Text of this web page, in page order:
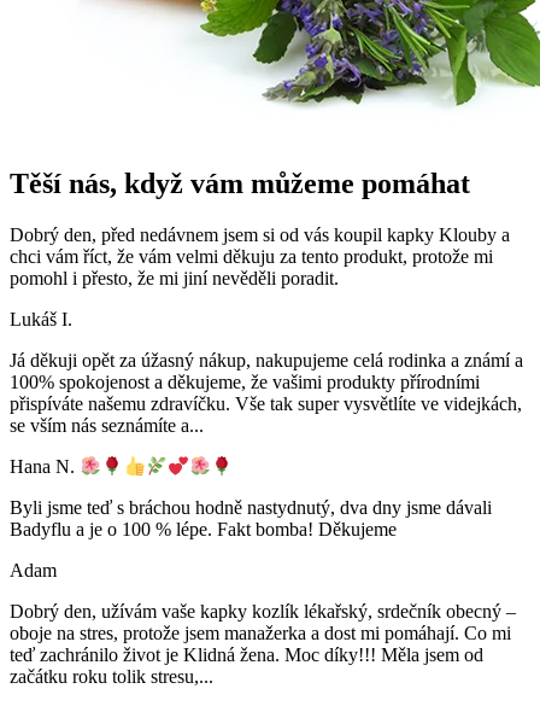
Těší nás, když vám můžeme pomáhat
Dobrý den, před nedávnem jsem si od vás koupil kapky Klouby a
chci vám říct, že vám velmi děkuju za tento produkt, protože mi
pomohl i přesto, že mi jiní nevěděli poradit.
Lukáš I.
Já děkuji opět za úžasný nákup, nakupujeme celá rodinka a známí a
100% spokojenost a děkujeme, že vašimi produkty přírodními
přispíváte našemu zdravíčku. Vše tak super vysvětlíte ve videjkách,
se vším nás seznámíte a...
Hana N.
Byli jsme teď s bráchou hodně nastydnutý, dva dny jsme dávali
Badyflu a je o 100 % lépe. Fakt bomba! Děkujeme
Adam
Dobrý den, užívám vaše kapky kozlík lékařský, srdečník obecný –
oboje na stres, protože jsem manažerka a dost mi pomáhají. Co mi
teď zachránilo život je Klidná žena. Moc díky!!! Měla jsem od
začátku roku tolik stresu,...